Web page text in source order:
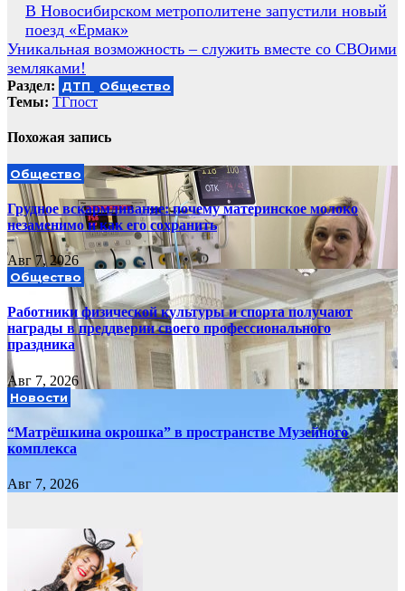
Навигация
по
записям
В Новосибирском метрополитене запустили новый
поезд «Ермак»
Уникальная возможность – служить вместе со СВОими
земляками!
Раздел: ДТП Общество
Темы: ТГпост
Похожая запись
Общество
Грудное вскармливание: почему материнское молоко
незаменимо и как его сохранить
Авг 7, 2026
Общество
Работники физической культуры и спорта получают
награды в преддверии своего профессионального
праздника
Авг 7, 2026
Новости
“Матрёшкина окрошка” в пространстве Музейного
комплекса
Авг 7, 2026